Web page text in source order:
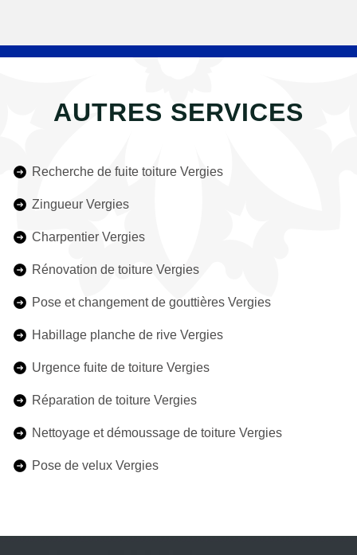
AUTRES SERVICES
Recherche de fuite toiture Vergies
Zingueur Vergies
Charpentier Vergies
Rénovation de toiture Vergies
Pose et changement de gouttières Vergies
Habillage planche de rive Vergies
Urgence fuite de toiture Vergies
Réparation de toiture Vergies
Nettoyage et démoussage de toiture Vergies
Pose de velux Vergies